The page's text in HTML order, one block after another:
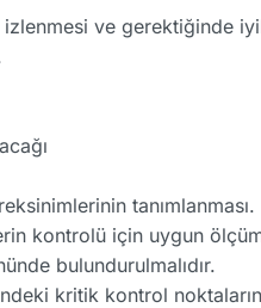
izlenmesi ve gerektiğinde
kontrolü için uygun
bulundurulmalıdır.
kritik kontrol